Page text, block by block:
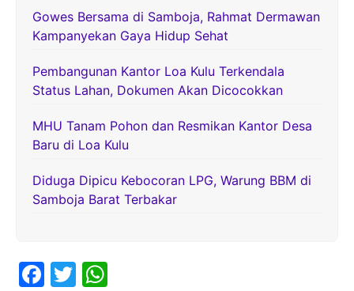
Gowes Bersama di Samboja, Rahmat Dermawan
Kampanyekan Gaya Hidup Sehat
Pembangunan Kantor Loa Kulu Terkendala
Status Lahan, Dokumen Akan Dicocokkan
MHU Tanam Pohon dan Resmikan Kantor Desa
Baru di Loa Kulu
Diduga Dipicu Kebocoran LPG, Warung BBM di
Samboja Barat Terbakar
F
T